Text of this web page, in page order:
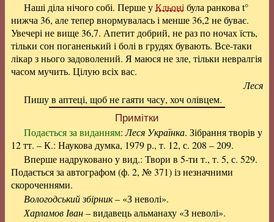
Наші діла нічого собі. Перше уКльоні була ранкова t°
нижча 36, але тепер внормувалась і менше 36,2 не буває.
Увечері не вище 36,7. Апетит добрий, не раз по ночах їсть,
тільки сон поганенький і болі в грудях бувають. Все-таки
лікар з нього задоволений. Я маюся не зле, тільки невралгія
часом мучить. Цілую всіх вас.
Леся
Пишу в аптеці, щоб не гаяти часу, хоч олівцем.
Примітки
Подається за виданням:Леся Українка. Зібрання творів у
12 тт. – К.: Наукова думка, 1979 р., т. 12, с. 208 – 209.
Вперше надруковано у вид.: Твори в 5-ти т., т. 5, с. 529.
Подається за автографом (ф. 2, № 371) із незначними
скороченнями.
Вологодський збірник– «З неволі».
Харламов Іван– видавець альманаху «З неволі».